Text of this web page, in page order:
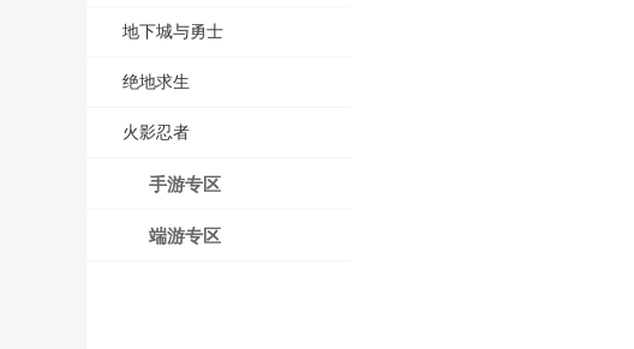
地下城与勇士
绝地求生
火影忍者
手游专区
端游专区